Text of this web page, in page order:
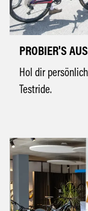
PROBIER'S AUS
Hol dir
Testride.